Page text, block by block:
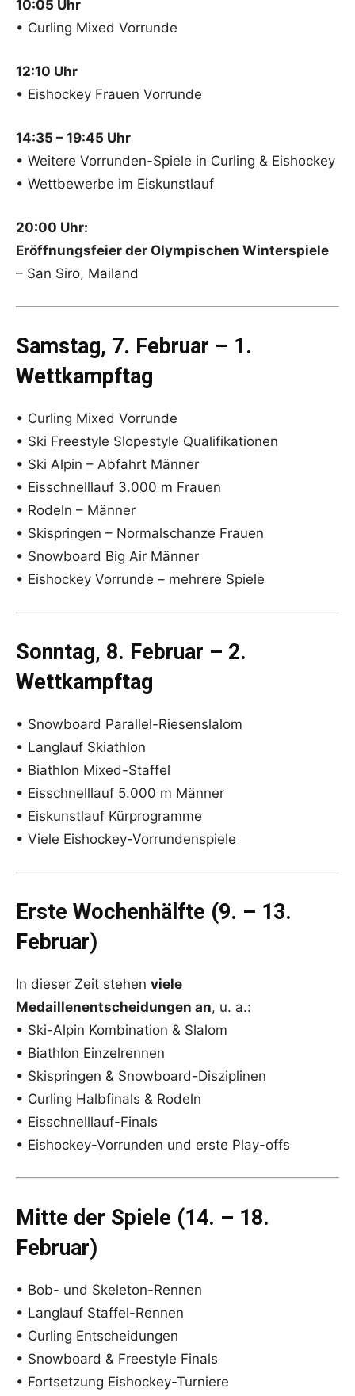
10:05 Uhr
• Curling Mixed Vorrunde
12:10 Uhr
• Eishockey Frauen Vorrunde
14:35 – 19:45 Uhr
• Weitere Vorrunden-Spiele in Curling & Eishockey
• Wettbewerbe im Eiskunstlauf
20:00 Uhr:
Eröffnungsfeier der Olympischen Winterspiele
– San Siro, Mailand
Samstag, 7. Februar – 1.
Wettkampftag
• Curling Mixed Vorrunde
• Ski Freestyle Slopestyle Qualifikationen
• Ski Alpin – Abfahrt Männer
• Eisschnelllauf 3.000 m Frauen
• Rodeln – Männer
• Skispringen – Normalschanze Frauen
• Snowboard Big Air Männer
• Eishockey Vorrunde – mehrere Spiele
Sonntag, 8. Februar – 2.
Wettkampftag
• Snowboard Parallel-Riesenslalom
• Langlauf Skiathlon
• Biathlon Mixed-Staffel
• Eisschnelllauf 5.000 m Männer
• Eiskunstlauf Kürprogramme
• Viele Eishockey-Vorrundenspiele
Erste Wochenhälfte (9. – 13.
Februar)
In dieser Zeit stehen viele
Medaillenentscheidungen an, u. a.:
• Ski-Alpin Kombination & Slalom
• Biathlon Einzelrennen
• Skispringen & Snowboard-Disziplinen
• Curling Halbfinals & Rodeln
• Eisschnelllauf-Finals
• Eishockey-Vorrunden und erste Play-offs
Mitte der Spiele (14. – 18.
Februar)
• Bob- und Skeleton-Rennen
• Langlauf Staffel-Rennen
• Curling Entscheidungen
• Snowboard & Freestyle Finals
• Fortsetzung Eishockey-Turniere